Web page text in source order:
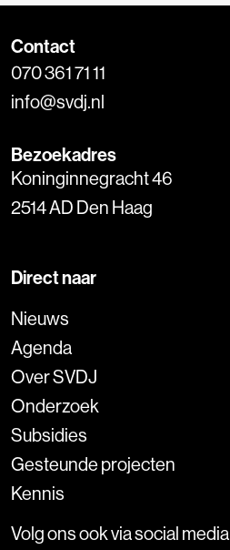
Contact
070 361 71 11
info@svdj.nl
Bezoekadres
Koninginnegracht 46
2514 AD Den Haag
Direct naar
Nieuws
Agenda
Over SVDJ
Onderzoek
Subsidies
Gesteunde projecten
Kennis
Volg ons ook via social media